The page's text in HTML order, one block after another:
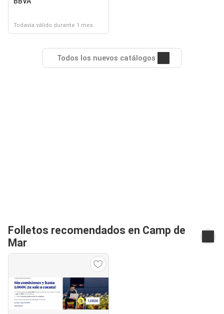
Todavía válido durante 1 mes
Todos los nuevos catálogos
Folletos recomendados en Camp de
Mar